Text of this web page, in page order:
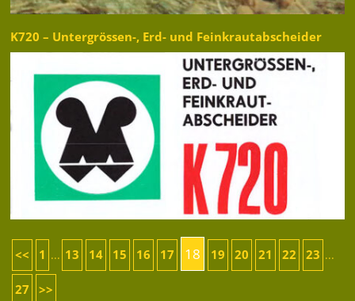
K720 – Untergrössen-, Erd- und Feinkrautabscheider
<< 1 ... 13 14 15 16 17 18 19 20 21 22 23 ...
27 >>